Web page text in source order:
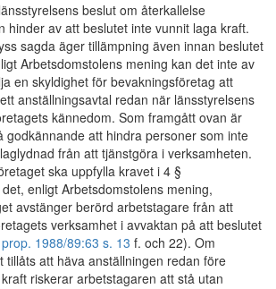
beslut om återkallelse
hinder av att beslutet inte vunnit laga kraft.
sagda äger tillämpning även innan beslutet
Arbetsdomstolens mening kan det inte av
en skyldighet för bevakningsföretag att
anställningsavtal redan när länsstyrelsens
kännedom. Som framgått ovan är
godkännande att hindra personer som inte
från att tjänstgöra i verksamheten.
ska uppfylla kravet i 4 §
enligt Arbetsdomstolens mening,
avstänger berörd arbetstagare från att
verksamhet i avvaktan på att beslutet
prop. 1988/89:63 s. 13 f. och 22). Om
tillåts att häva anställningen redan före
riskerar arbetstagaren att stå utan